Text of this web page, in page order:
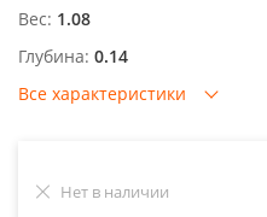
Вес: 1.08
Глубина: 0.14
Все характеристики
Нет в наличии